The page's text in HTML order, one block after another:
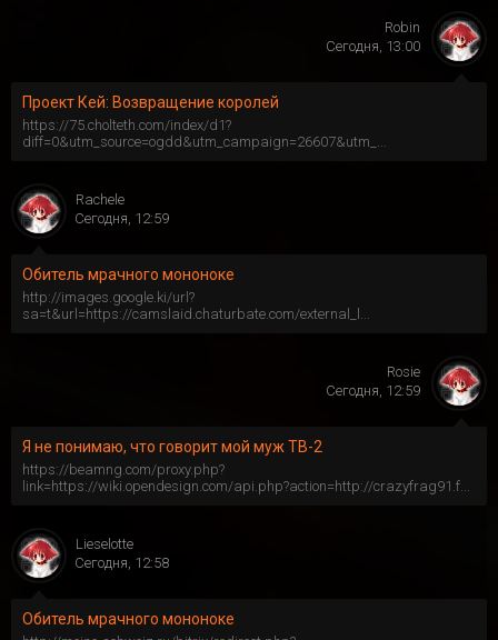
Проект Кей: Возвращение королей
https://75.cholteth.com/index/d1?
diff=0&utm_source=ogdd&utm_campaign=26607&utm_...
Robin
Сегодня, 13:00
Обитель мрачного мононоке
http://images.google.ki/url?
sa=t&url=https://camslaid.chaturbate.com/external_l...
Rachele
Сегодня, 12:59
Я не понимаю, что говорит мой муж ТВ-2
https://beamng.com/proxy.php?
link=https://wiki.opendesign.com/api.php?action=http://crazyfrag91.f...
Rosie
Сегодня, 12:59
Обитель мрачного мононоке
Lieselotte
Сегодня, 12:58